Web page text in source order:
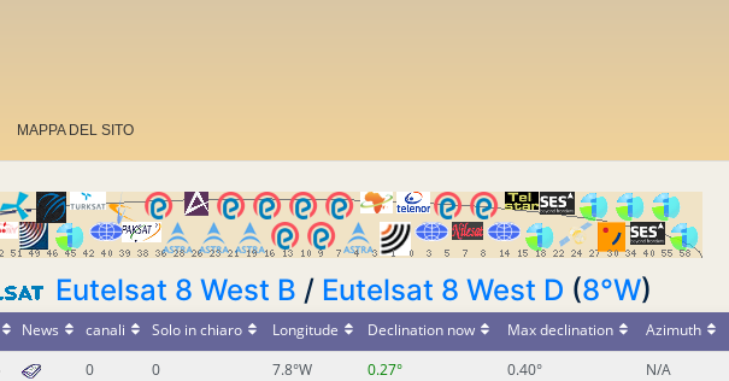
MAPPA DEL SITO
Eutelsat 8 West B / Eutelsat 8 West D (8°W)
News canali Solo in chiaro Longitude Declination now Max declination Azimuth
0 0 7.8°W 0.27° 0.40° N/A